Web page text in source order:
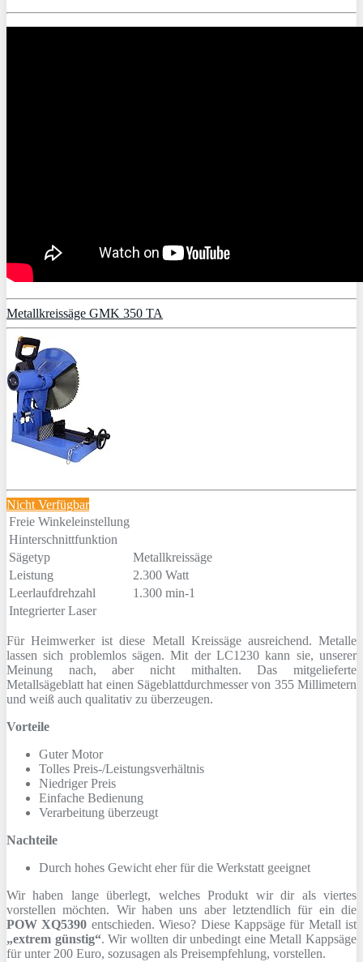
Metallkreissäge GMK 350 TA
Nicht Verfügbar
Freie Winkeleinstellung
Hinterschnittfunktion
Sägetyp
Metallkreissäge
Leistung
2.300 Watt
Leerlaufdrehzahl
1.300 min-1
Integrierter Laser
Für Heimwerker ist diese Metall Kreissäge ausreichend. Metalle
lassen sich problemlos sägen. Mit der LC1230 kann sie, unserer
Meinung nach, aber nicht mithalten. Das mitgelieferte
Metallsägeblatt hat einen Sägeblattdurchmesser von 355 Millimetern
und weiß auch qualitativ zu überzeugen.
Vorteile
Guter Motor
Tolles Preis-/Leistungsverhältnis
Niedriger Preis
Einfache Bedienung
Verarbeitung überzeugt
Nachteile
Durch hohes Gewicht eher für die Werkstatt geeignet
Wir haben lange überlegt, welches Produkt wir dir als viertes
vorstellen möchten. Wir haben uns aber letztendlich für ein die
POW XQ5390 entschieden. Wieso? Diese Kappsäge für Metall ist
„extrem günstig“. Wir wollten dir unbedingt eine Metall Kappsäge
für unter 200 Euro, sozusagen als Preisempfehlung, vorstellen.